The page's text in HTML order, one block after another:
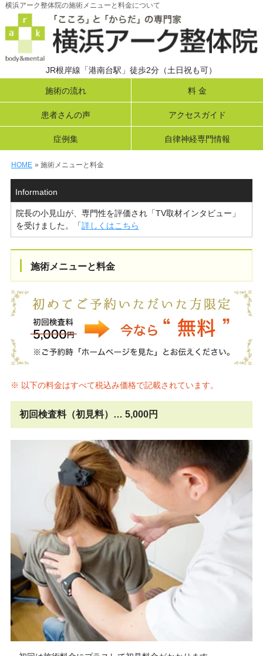
横浜アーク整体院の施術メニューと料金について
JR根岸線「港南台駅」徒歩2分（土日祝も可）
施術の流れ 料 金
患者さんの声 アクセスガイド
症例集 自律神経専門情報
HOME » 施術メニューと料金
Information
院長の小見山が、専門性を評価され「TV取材インタビュー」
を受けました。「詳しくはこちら
施術メニューと料金
※ 以下の料金はすべて税込み価格で記載されています。
初回検査料（初見料）… 5,000円